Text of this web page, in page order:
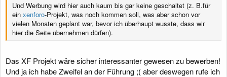
Und Werbung wird hier auch kaum bis gar keine geschaltet (z. B.für
ein xenforo-Projekt, was noch kommen soll, was aber schon vor
vielen Monaten geplant war, bevor ich überhaupt wusste, dass wir
hier die Seite übernehmen dürfen).
Das XF Projekt wäre sicher interessanter gewesen zu bewerben!
Und ja ich habe Zweifel an der Führung ;( aber deswegen rufe ich